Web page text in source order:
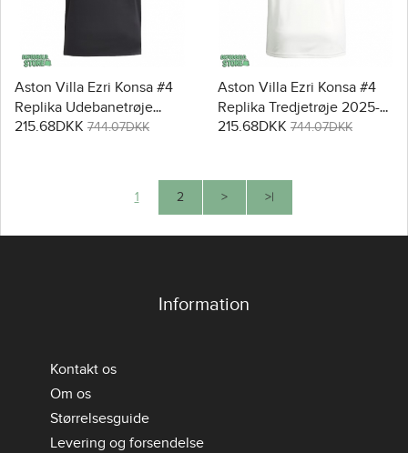
Aston Villa Ezri Konsa #4
Replika Udebanetrøje
2025-26 Kortærmet
215.68DKK 744.07DKK
Aston Villa Ezri Konsa #4
Replika Tredjetrøje 2025-
26 Kortærmet
215.68DKK 744.07DKK
1 2 > >|
Information
Kontakt os
Om os
Størrelsesguide
Levering og forsendelse